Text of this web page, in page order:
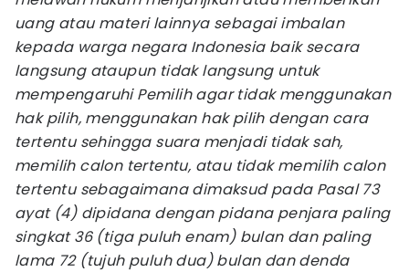
uang atau materi lainnya sebagai imbalan
kepada warga negara Indonesia baik secara
langsung ataupun tidak langsung untuk
mempengaruhi Pemilih agar tidak menggunakan
hak pilih, menggunakan hak pilih dengan cara
tertentu sehingga suara menjadi tidak sah,
memilih calon tertentu, atau tidak memilih calon
tertentu sebagaimana dimaksud pada Pasal 73
ayat (4) dipidana dengan pidana penjara paling
singkat 36 (tiga puluh enam) bulan dan paling
lama 72 (tujuh puluh dua) bulan dan denda